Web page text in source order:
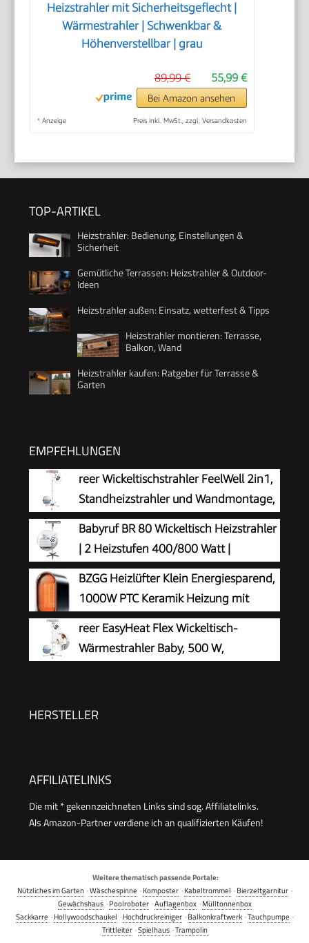
Heizstrahler mit Sicherheitsgeflecht |
Wärmestrahler | Schwenkbar &
Höhenverstellbar | grau
55,99 €
89,99 €
Bei Amazon ansehen
* Anzeige Preis inkl. MwSt., zzgl. Versandkosten
TOP-ARTIKEL
Heizstrahler: Bedienung, Einstellungen &
Sicherheit
Gemütliche Terrassen: Heizstrahler & Outdoor-
Ideen
Heizstrahler außen: Einsatz, wetterfest & Tipps
Heizstrahler montieren: Terrasse,
Balkon, Wand
Heizstrahler kaufen: Ratgeber für Terrasse &
Garten
EMPFEHLUNGEN
reer Wickeltischstrahler FeelWell 2in1,
Standheizstrahler und Wandmontage,
2 Heizstufen, Timer, Kippsicherung,
geprüft nach Medizinstandard, Weiß, aus Metall
Babyruf BR 80 Wickeltisch Heizstrahler
| 2 Heizstufen 400/800 Watt |
Wandmontage oder Standgerät | Baby
Heizstrahler mit Sicherheitsgeflecht |
Wärmestrahler | Schwenkbar & Höhenverstellbar
| grau
BZGG Heizlüfter Klein Energiesparend,
1000W PTC Keramik Heizung mit
Überhitzungs- und Kippschutz,
Tragbare Leise Elektroheizung für Arbeitszimmer
Schlafzimmer, Schwarz
reer EasyHeat Flex Wickeltisch-
Wärmestrahler Baby, 500 W,
HERSTELLER
AFFILIATELINKS
Die mit * gekennzeichneten Links sind sog. Affiliatelinks.
Als Amazon-Partner verdiene ich an qualifizierten Käufen!
Weitere thematisch passende Portale:
Nützliches im Garten·Wäschespinne ·Komposter·Kabeltrommel ·Bierzeltgarnitur·
Gewächshaus·Poolroboter·Auflagenbox·Mülltonnenbox
Sackkarre ·Hollywoodschaukel ·Hochdruckreiniger·Balkonkraftwerk·Tauchpumpe ·
Trittleiter·Spielhaus·Trampolin